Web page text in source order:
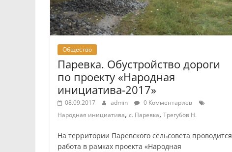
Общество
Паревка. Обустройство дороги
по проекту «Народная
инициатива-2017»
08.09.2017 admin
0 Комментариев
Народная инициатива, с. Паревка, Трегубов Н.
На территории Паревского сельсовета проводится
работа в рамках проекта «Народная